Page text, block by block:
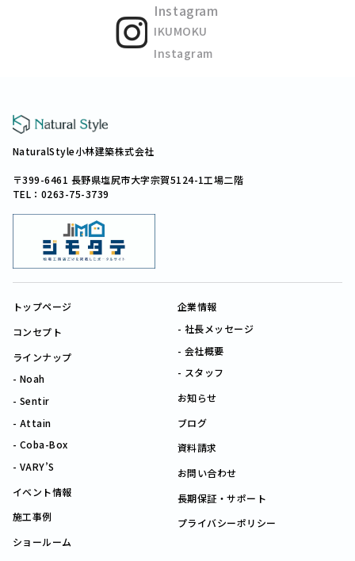
Instagram
IKUMOKU
Instagram
NaturalStyle小林建築株式会社
〒399-6461 長野県塩尻市大字宗賀5124-1工場二階
TEL：0263-75-3739
トップページ
コンセプト
ラインナップ
Noah
Sentir
Attain
Coba-Box
VARY’S
イベント情報
施工事例
ショールーム
企業情報
社長メッセージ
会社概要
スタッフ
お知らせ
ブログ
資料請求
お問い合わせ
長期保証・サポート
プライバシーポリシー